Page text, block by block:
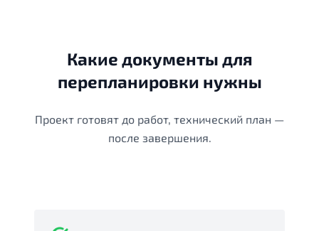
Какие документы для
перепланировки нужны
Проект готовят до работ, технический план —
после завершения.